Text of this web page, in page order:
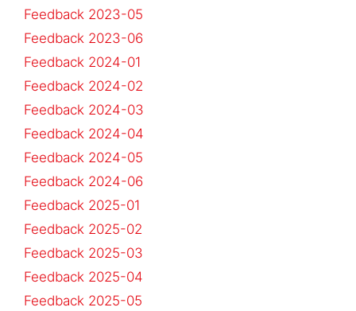
Feedback 2023-05
Feedback 2023-06
Feedback 2024-01
Feedback 2024-02
Feedback 2024-03
Feedback 2024-04
Feedback 2024-05
Feedback 2024-06
Feedback 2025-01
Feedback 2025-02
Feedback 2025-03
Feedback 2025-04
Feedback 2025-05